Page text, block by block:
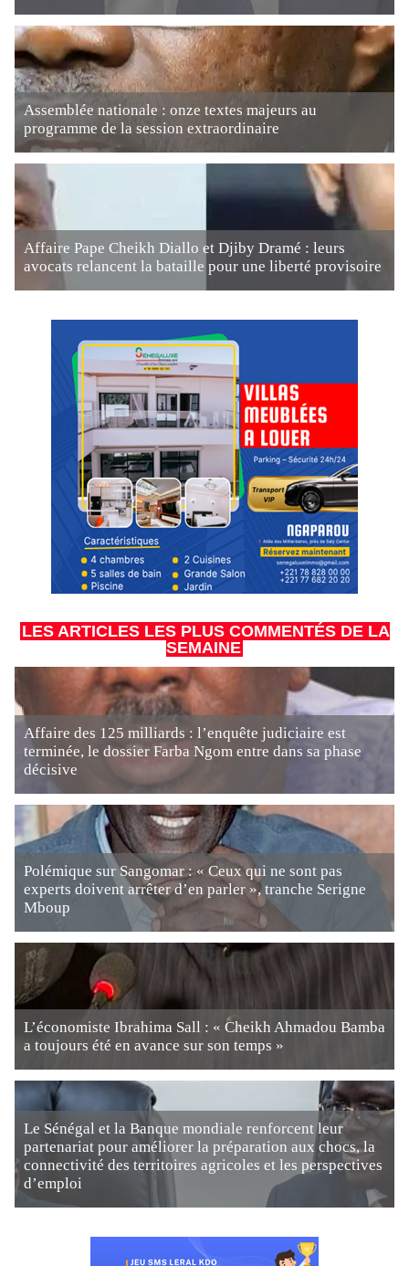
Assemblée nationale : onze textes majeurs au
programme de la session extraordinaire
Affaire Pape Cheikh Diallo et Djiby Dramé : leurs
avocats relancent la bataille pour une liberté provisoire
LES ARTICLES LES PLUS COMMENTÉS DE LA
SEMAINE
Affaire des 125 milliards : l’enquête judiciaire est
terminée, le dossier Farba Ngom entre dans sa phase
décisive
Polémique sur Sangomar : « Ceux qui ne sont pas
experts doivent arrêter d’en parler », tranche Serigne
Mboup
L’économiste Ibrahima Sall : « Cheikh Ahmadou Bamba
a toujours été en avance sur son temps »
Le Sénégal et la Banque mondiale renforcent leur
partenariat pour améliorer la préparation aux chocs, la
connectivité des territoires agricoles et les perspectives
d’emploi